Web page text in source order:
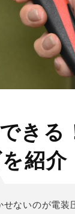
きる
紹介
ないのが電装